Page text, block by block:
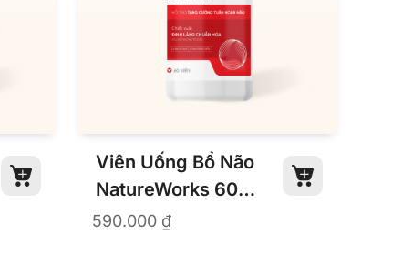
Viên Uống Bổ Não
NatureWorks 60
Viên
590.000 ₫